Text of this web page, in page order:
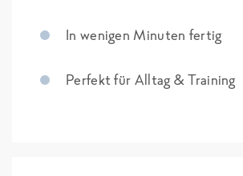
In wenigen Minuten fertig
Perfekt für Alltag & Training